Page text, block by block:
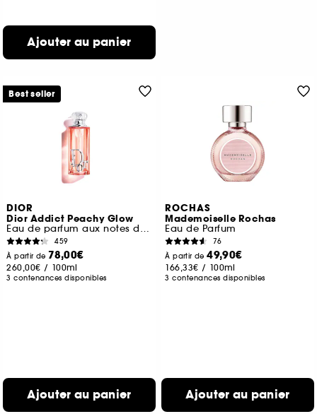
Ajouter au panier
DIOR
Dior Addict Peachy Glow
Eau de parfum aux notes de jasmin et de pêche
459
À partir de 78,00€
260,00€ / 100ml
3 contenances disponibles
Ajouter au panier
Best seller
ROCHAS
Mademoiselle Rochas
Eau de Parfum
76
À partir de49,90€
166,33€ / 100ml
3 contenances disponibles
Ajouter au panier